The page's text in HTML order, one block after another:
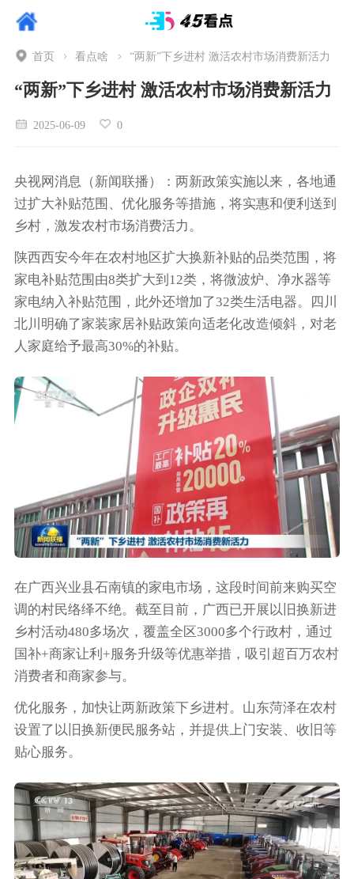
首页 看点啥 “两新”下乡进村 激活农村市场消费新活力
“两新”下乡进村 激活农村市场消费新活力
2025-06-09 0
央视网消息（新闻联播）：两新政策实施以来，各地通
过扩大补贴范围、优化服务等措施，将实惠和便利送到
乡村，激发农村市场消费活力。
陕西西安今年在农村地区扩大换新补贴的品类范围，将
家电补贴范围由8类扩大到12类，将微波炉、净水器等
家电纳入补贴范围，此外还增加了32类生活电器。四川
北川明确了家装家居补贴政策向适老化改造倾斜，对老
人家庭给予最高30%的补贴。
在广西兴业县石南镇的家电市场，这段时间前来购买空
调的村民络绎不绝。截至目前，广西已开展以旧换新进
乡村活动480多场次，覆盖全区3000多个行政村，通过
国补+商家让利+服务升级等优惠举措，吸引超百万农村
消费者和商家参与。
优化服务，加快让两新政策下乡进村。山东菏泽在农村
设置了以旧换新便民服务站，并提供上门安装、收旧等
贴心服务。